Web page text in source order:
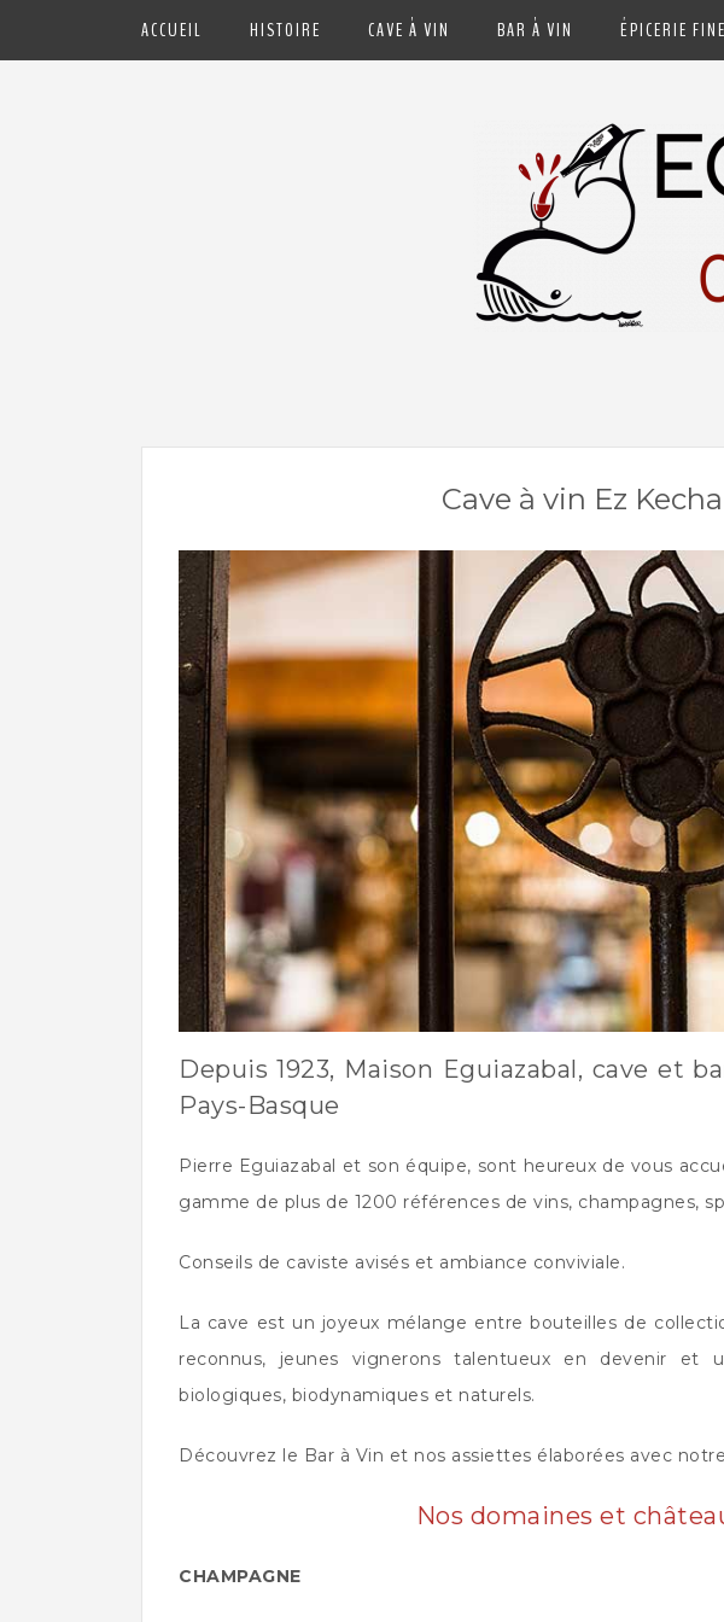
ACCUEIL HISTOIRE CAVE À VIN BAR À VIN ÉPICERIE FINE
Cave à vin Ez Kecha
Depuis 1923, Maison Eguiazabal, cave et
Pays-Basque
Pierre Eguiazabal et son équipe, sont heureux de vous
gamme de plus de 1200 références de vins, champagnes,
Conseils de caviste avisés et ambiance conviviale.
La cave est un joyeux mélange entre bouteilles de
reconnus, jeunes vignerons talentueux en devenir et
biologiques, biodynamiques et naturels.
Découvrez le Bar à Vin et nos assiettes élaborées avec
Nos domaines et
CHAMPAGNE